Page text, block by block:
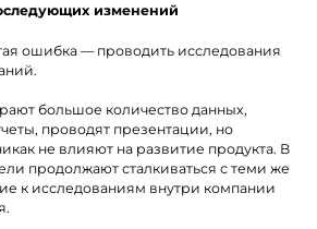
изменений
ошибка — проводить исследования
большое количество данных,
проводят презентации, но
не влияют на развитие продукта. В
продолжают сталкиваться с теми же
к исследованиям внутри компании